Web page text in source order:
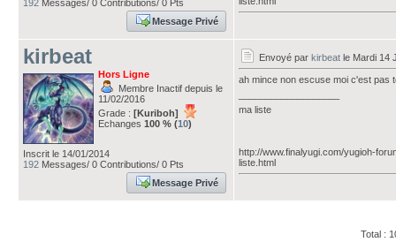
192 Messages/ 0 Contributions/ 0 Pts
Message Privé
kirbeat
Hors Ligne
Membre Inactif depuis le
11/02/2016
Grade : [Kuriboh]
Echanges 100 % (10)
Inscrit le 14/01/2014
192 Messages/ 0 Contributions/ 0 Pts
Message Privé
Envoyé par kirbeat le Mardi 14
ah mince non escuse moi c'est pas
ma liste
http://www.finalyugi.com/yugioh-
liste.html
Total :